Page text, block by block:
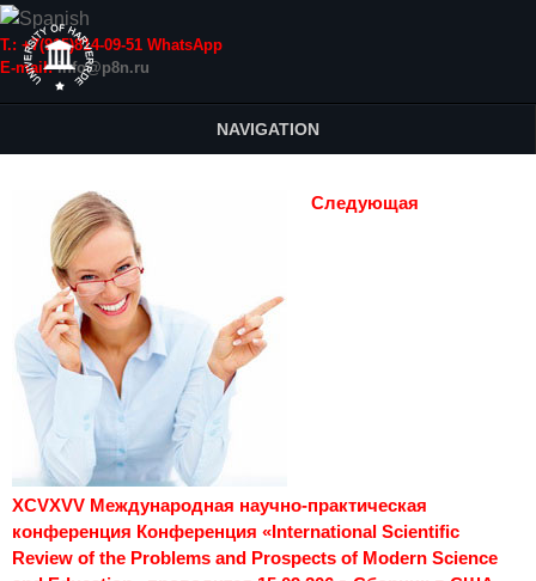
Т.: +7(915)814-09-51 WhatsApp
E-mail:info@p8n.ru
NAVIGATION
Следующая
XCVXVV Международная научно-практическая
конференция Конференция «International Scientific
Review of the Problems and Prospects of Modern Science